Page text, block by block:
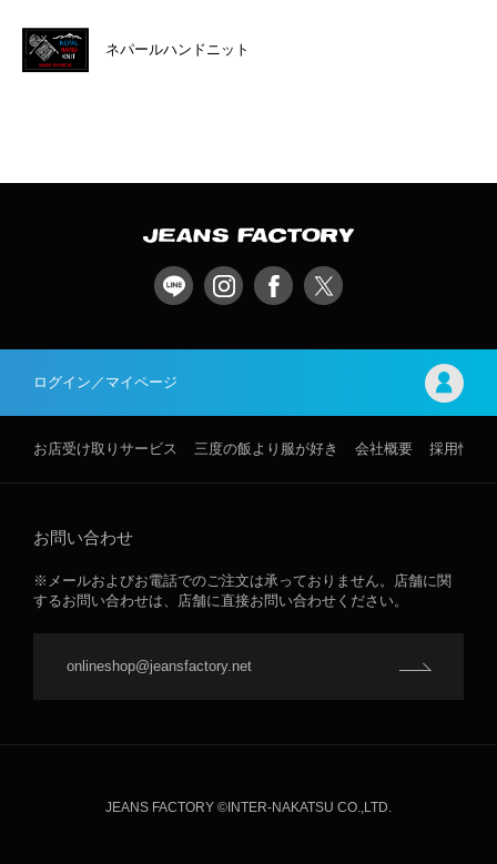
ネパールハンドニット
ログイン／マイページ
お店受け取りサービス 三度の飯より服が好き 会社概要 採用情報
お問い合わせ
※メールおよびお電話でのご注文は承っておりません。店舗に関
するお問い合わせは、店舗に直接お問い合わせください。
onlineshop@jeansfactory.net
JEANS FACTORY ©INTER-NAKATSU CO.,LTD.